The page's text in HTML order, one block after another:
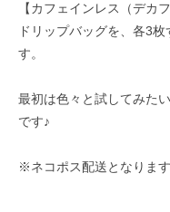
【カフェインレス（デカ
ドリップバッグを、各3
す。
最初は色々と試してみた
です♪
※ネコポス配送となります